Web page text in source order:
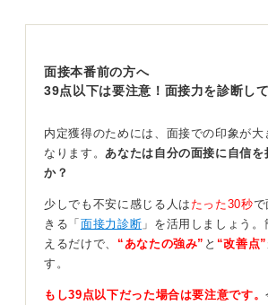
お団子やシニヨンが最適！ 乱れを気
髪が長いと、お辞儀や動作のたびに乱れ
ため、あまりおすすめしません。
一つ結びも、あまり推奨しません。
髪がバランバランにならないよう、き
とが必須です。具体的には、お団子など
ょう。
まとめることが重要ですよ。
面接本番前の方へ
39点以下は要注意！面接力を診断し
内定獲得のためには、面接での印象が大
なります。 あなたは自分の面接に自信を
か？
少しでも不安に感じる人は たった30秒で
きる「 面接力診断 」を活用しましょう
えるだけで、 “あなたの強み” と “改善点”
す。
もし39点以下だった場合は要注意です。